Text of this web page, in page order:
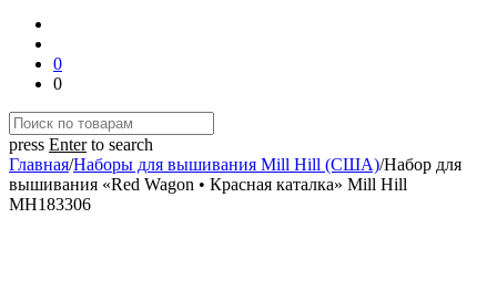
0
0
press Enterto search
Главная/Наборы для вышивания Mill Hill (США)/Набор для
вышивания «Red Wagon • Красная каталка» Mill Hill
MH183306